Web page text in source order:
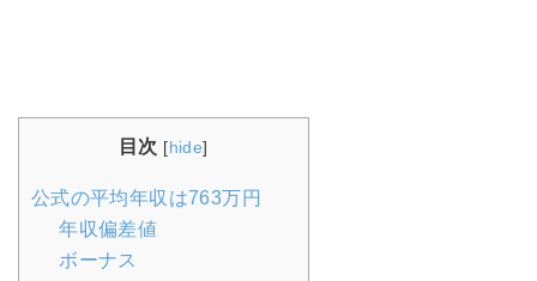
目次 [hide]
公式の平均年収は763万円
年収偏差値
ボーナス